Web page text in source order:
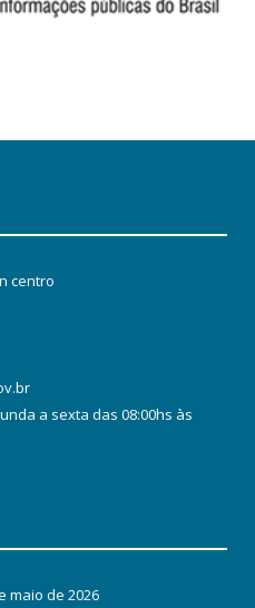
centro
a sexta das 08:00hs às
maio de 2026